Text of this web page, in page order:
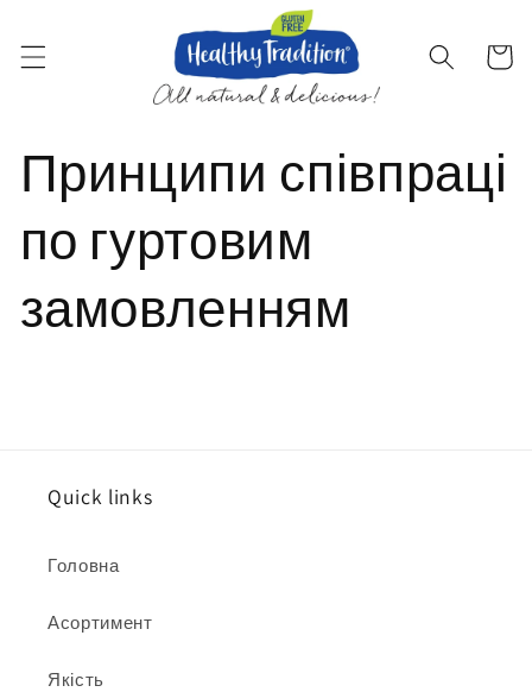
змісту
Кошик
Принципи співпраці
по гуртовим
замовленням
Quick links
Головна
Асортимент
Якість